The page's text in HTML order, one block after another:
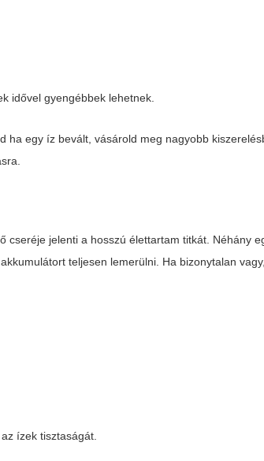
idővel gyengébbek lehetnek.
ha egy íz bevált, vásárold meg nagyobb
jelenti a hosszú élettartam titkát. Néhány
teljesen lemerülni. Ha bizonytalan
ízek tisztaságát.